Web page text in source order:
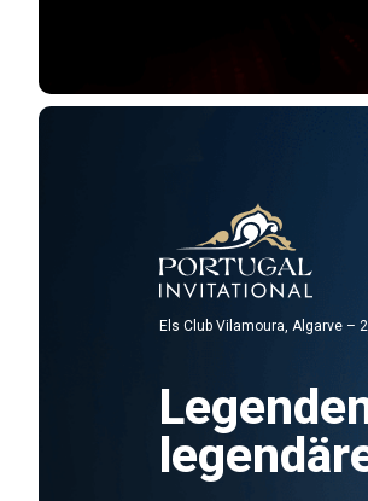
Els Club Vilamoura, Algarve –